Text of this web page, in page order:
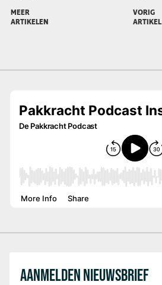
MEER
ARTIKELEN
VORIG
ARTIKEL
AANMELDEN NIEUWSBRIEF